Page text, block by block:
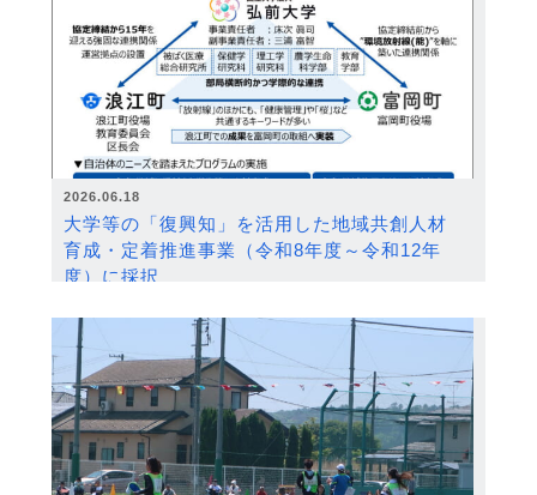
2026.06.18
大学等の「復興知」を活用した地域共創人材
育成・定着推進事業（令和8年度～令和12年
度）に採択